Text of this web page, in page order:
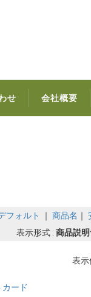
せ 会社概要
フォルト ｜ 商品名 ｜
表示形式 : 商品説明
表示
ード